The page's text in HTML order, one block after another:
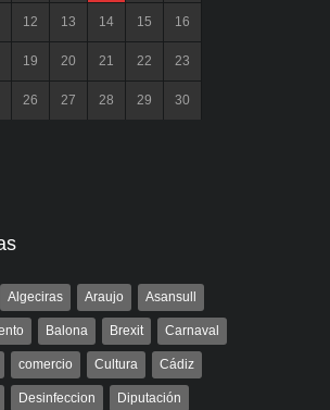
12 13 14 15 16
19 20 21 22 23
26 27 28 29 30
Algeciras Araujo Asansull
Balona Brexit Carnaval
comercio Cultura Cádiz
Desinfeccion Diputación